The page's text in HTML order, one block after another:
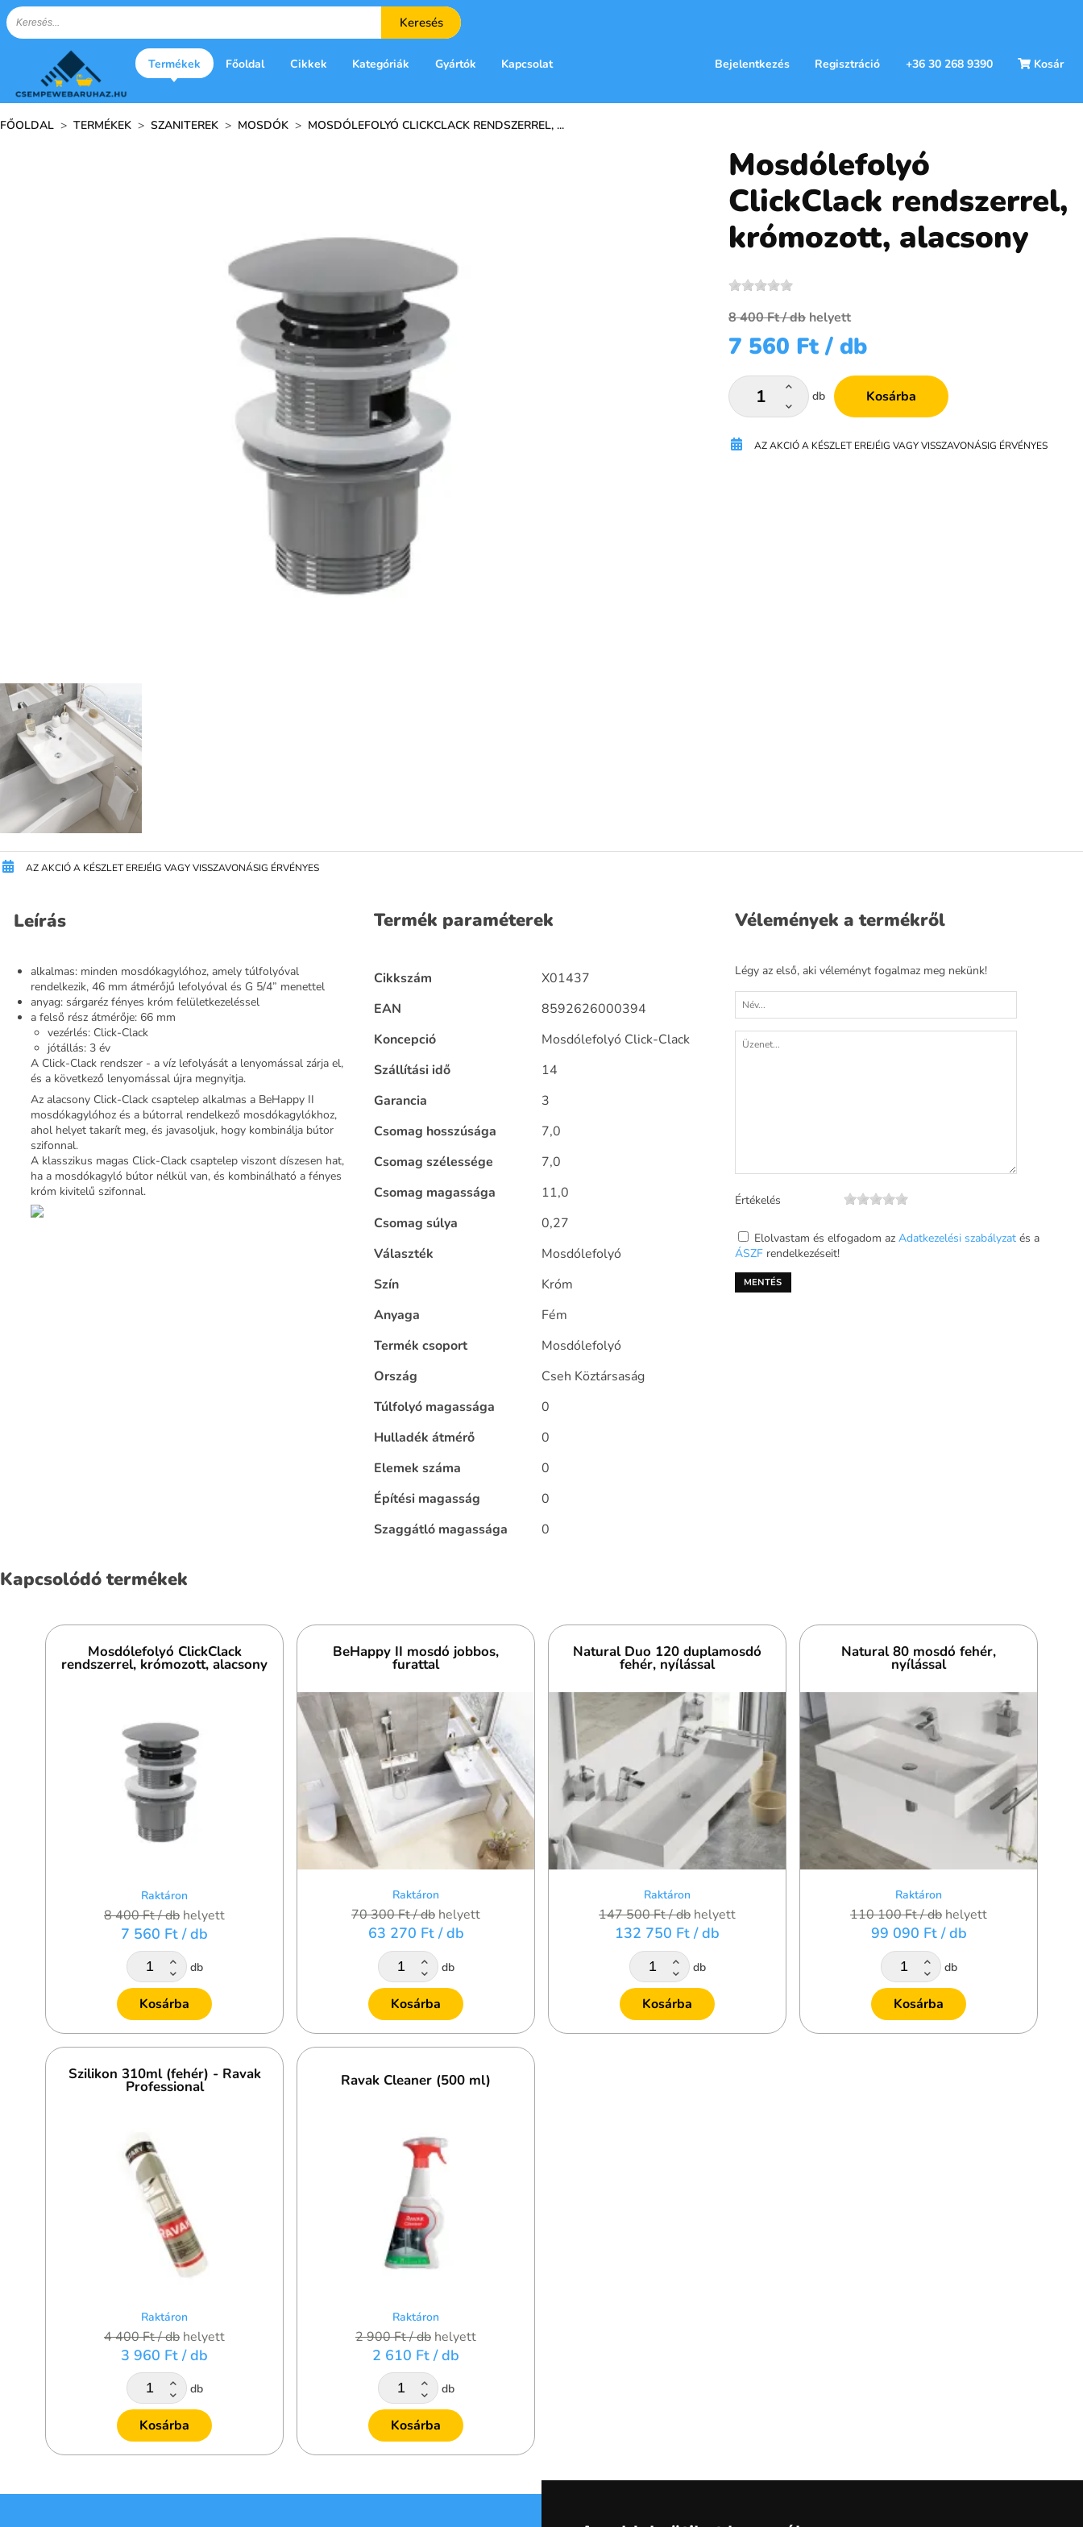
Keresés
Termékek Főoldal Cikkek Kategóriák Gyártók Kapcsolat Bejelentkezés Regisztráció +36 30 268 9390 Kosár
FŐOLDAL > TERMÉKEK > SZANITEREK > MOSDÓK > MOSDÓLEFOLYÓ CLICKCLACK RENDSZERREL, ...
Mosdólefolyó
ClickClack rendszerrel,
krómozott, alacsony
8 400 Ft/ db helyett
7 560 Ft / db
db Kosárba
AZ AKCIÓ A KÉSZLET EREJÉIG VAGY VISSZAVONÁSIG ÉRVÉNYES
AZ AKCIÓ A KÉSZLET EREJÉIG VAGY VISSZAVONÁSIG ÉRVÉNYES
Leírás
alkalmas: minden mosdókagylóhoz, amely túlfolyóval
rendelkezik, 46 mm átmérőjű lefolyóval és G 5/4” menettel
anyag: sárgaréz fényes króm felületkezeléssel
a felső rész átmérője: 66 mm
vezérlés: Click-Clack
jótállás: 3 év
A Click-Clack rendszer - a víz lefolyását a lenyomással zárja el,
és a következő lenyomással újra megnyitja.
Az alacsony Click-Clack csaptelep alkalmas a BeHappy II
mosdókagylóhoz és a bútorral rendelkező mosdókagylókhoz,
ahol helyet takarít meg, és javasoljuk, hogy kombinálja bútor
szifonnal.
A klasszikus magas Click-Clack csaptelep viszont díszesen hat,
ha a mosdókagyló bútor nélkül van, és kombinálható a fényes
króm kivitelű szifonnal.
Termék paraméterek
Cikkszám
X01437
EAN
8592626000394
Koncepció
Mosdólefolyó Click-Clack
Szállítási idő
14
Garancia
3
Csomag hosszúsága
7,0
Csomag szélessége
7,0
Csomag magassága
11,0
Csomag súlya
0,27
Választék
Mosdólefolyó
Szín
Króm
Anyaga
Fém
Termék csoport
Mosdólefolyó
Ország
Cseh Köztársaság
Túlfolyó magassága
0
Hulladék átmérő
0
Elemek száma
0
Építési magasság
0
Szaggátló magassága
0
Vélemények a termékről
Légy az első, aki véleményt fogalmaz meg nekünk!
Értékelés
Elolvastam és elfogadom az Adatkezelési szabályzatés a
ÁSZFrendelkezéseit!
Kapcsolódó termékek
Mosdólefolyó ClickClack
rendszerrel, krómozott, alacsony
Raktáron
8 400 Ft/ db helyett
7 560 Ft / db
db
Kosárba
BeHappy II mosdó jobbos,
furattal
Raktáron
70 300 Ft/ db helyett
63 270 Ft / db
db
Kosárba
Natural Duo 120 duplamosdó
fehér, nyílással
Raktáron
147 500 Ft/ db helyett
132 750 Ft / db
db
Kosárba
Natural 80 mosdó fehér,
nyílással
Raktáron
110 100 Ft/ db helyett
99 090 Ft / db
db
Kosárba
Szilikon 310ml (fehér) - Ravak
Professional
Raktáron
4 400 Ft/ db helyett
3 960 Ft / db
db
Kosárba
Ravak Cleaner (500 ml)
Raktáron
2 900 Ft/ db helyett
2 610 Ft / db
db
Kosárba